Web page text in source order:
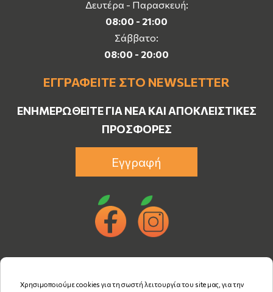
Δευτέρα - Παρασκευή:
08:00 - 21:00
Σάββατο:
08:00 - 20:00
ΕΓΓΡΑΦΕΊΤΕ ΣΤΟ NEWSLETTER
ΕΝΗΜΕΡΩΘΕΊΤΕ ΓΙΑ ΝΈΑ ΚΑΙ ΑΠΟΚΛΕΙΣΤΙΚΈΣ
ΠΡΟΣΦΟΡΈΣ
Εγγραφή
Χρησιμοποιούμε cookies για τη σωστή λειτουργία του site μας, για την